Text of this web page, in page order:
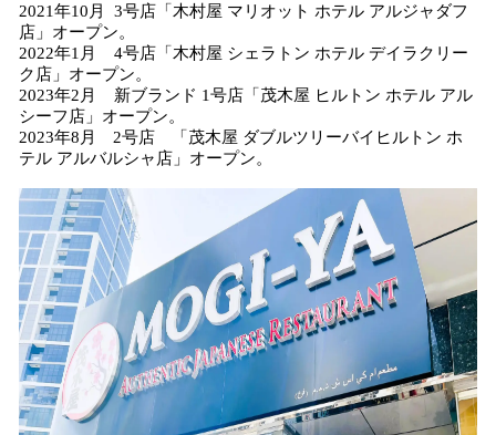
2021年10月 3号店「木村屋 マリオット ホテル アルジャダフ
店」オープン。
2022年1月 4号店「木村屋 シェラトン ホテル デイラクリー
ク店」オープン。
2023年2月 新ブランド 1号店「茂木屋 ヒルトン ホテル アル
シーフ店」オープン。
2023年8月 2号店 「茂木屋 ダブルツリーバイヒルトン ホ
テル アルバルシャ店」オープン。